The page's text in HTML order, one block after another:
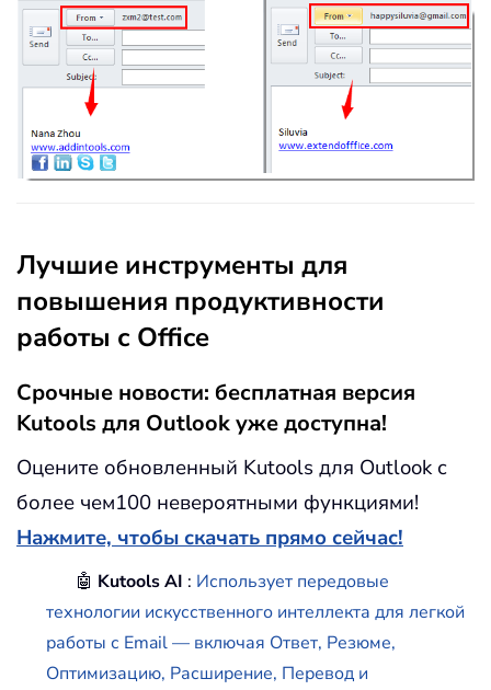
Лучшие инструменты для
повышения продуктивности
работы с Office
Срочные новости: бесплатная версия
Kutools для Outlook уже доступна!
Оцените обновленный Kutools для Outlook с
более чем100 невероятными функциями!
Нажмите, чтобы скачать прямо сейчас!
🤖 Kutools AI : Использует передовые
технологии искусственного интеллекта для легкой
работы с Email — включая Ответ, Резюме,
Оптимизацию, Расширение, Перевод и